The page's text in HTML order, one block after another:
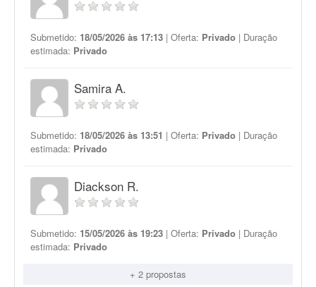
Submetido: 18/05/2026 às 17:13 | Oferta: Privado | Duração
estimada: Privado
Samira A.
Submetido: 18/05/2026 às 13:51 | Oferta: Privado | Duração
estimada: Privado
Diackson R.
Submetido: 15/05/2026 às 19:23 | Oferta: Privado | Duração
estimada: Privado
+ 2 propostas